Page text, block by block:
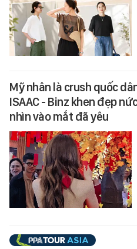
Mỹ nhân là crush quốc
ISAAC - Binz khen đẹp
nhìn vào mắt đã yêu